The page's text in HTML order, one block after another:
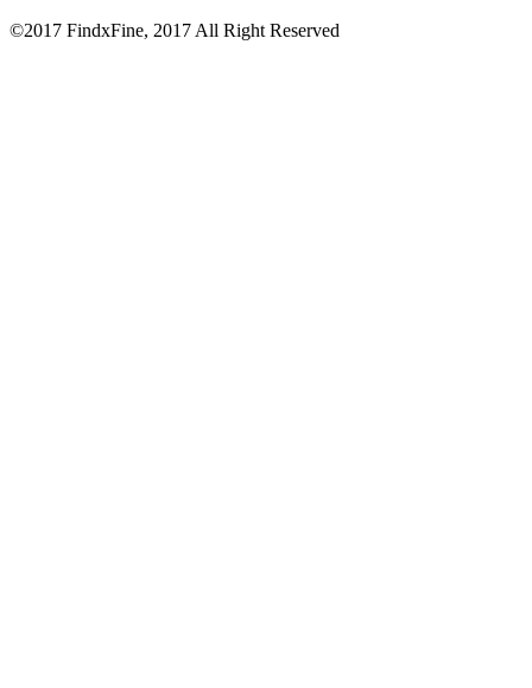
©2017 FindxFine, 2017 All Right Reserved